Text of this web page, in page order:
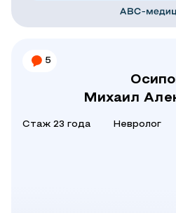
5
Михаил
Стаж 23 года Невролог